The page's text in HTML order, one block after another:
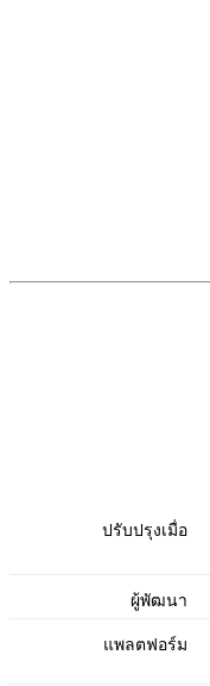
ปรับปรุงเมื่อ
ผู้พัฒนา
แพลตฟอร์ม